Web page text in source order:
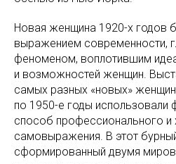
Новая женщина 1920-х годов
выражением современности,
феноменом, воплотившим
и возможностей женщин.
самых разных «новых»
по 1950-е годы использовали
способ профессионального и
самовыражения. В этот
сформированный двумя